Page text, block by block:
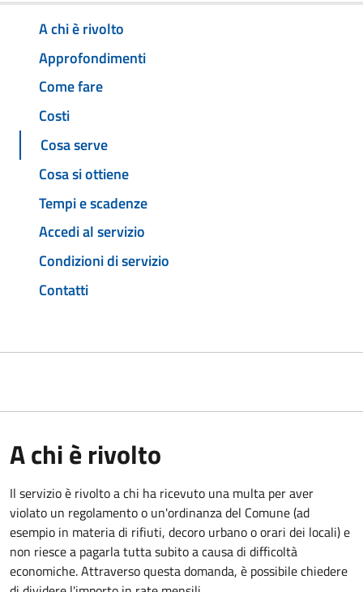
A chi è rivolto
Approfondimenti
Come fare
Costi
Cosa serve
Cosa si ottiene
Tempi e scadenze
Accedi al servizio
Condizioni di servizio
Contatti
A chi è rivolto
Il servizio è rivolto a chi ha ricevuto una multa per aver
violato un regolamento o un'ordinanza del Comune (ad
esempio in materia di rifiuti, decoro urbano o orari dei locali) e
non riesce a pagarla tutta subito a causa di difficoltà
economiche. Attraverso questa domanda, è possibile chiedere